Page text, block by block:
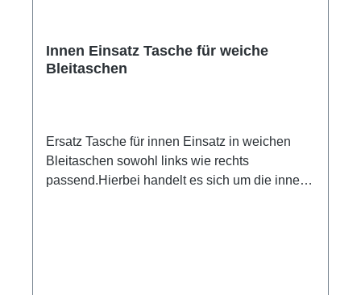
Innen Einsatz Tasche für weiche
Bleitaschen
Ersatz Tasche für innen Einsatz in weichen
Bleitaschen sowohl links wie rechts
passend.Hierbei handelt es sich um die innen